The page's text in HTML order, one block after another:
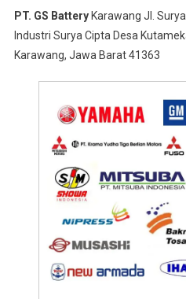
PT. GS BatteryKarawang Jl.
Industri Surya Cipta Desa
Karawang, Jawa Barat 41363